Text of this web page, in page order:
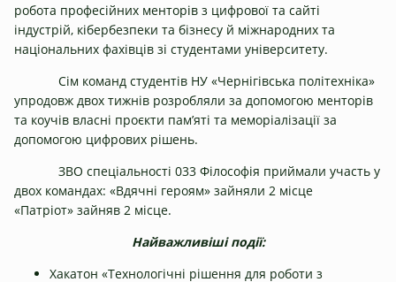
робота професійних менторів з цифрової та сайті
індустрій, кібербезпеки та бізнесу й міжнародних та
національних фахівців зі студентами університету.
Сім команд студентів НУ «Чернігівська політехніка»
упродовж двох тижнів розробляли за допомогою менторів
та коучів власні проєкти пам’яті та меморіалізації за
допомогою цифрових рішень.
ЗВО спеціальності 033 Філософія приймали участь у
двох командах: «Вдячні героям» зайняли 2 місце
«Патріот» зайняв 2 місце.
Найважливіші події:
Хакатон «Технологічні рішення для роботи з